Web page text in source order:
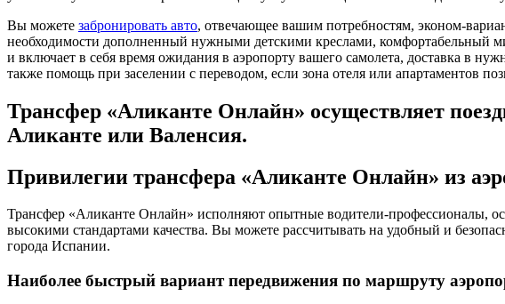
Вы можете забронировать авто, отвечающее вашим потребностям, эконом-
необходимости дополненный нужными детскими креслами, комфортабельный
и включает в себя время ожидания в аэропорту вашего самолета, доставка в
также помощь при заселении с переводом, если зона отеля или апартаментов
Трансфер «Аликанте Онлайн» осуществляет
Аликанте или Валенсия.
Привилегии трансфера «Аликанте Онлайн» из
Трансфер «Аликанте Онлайн» исполняют опытные водители-профессионалы,
высокими стандартами качества. Вы можете рассчитывать на удобный и
города Испании.
Наиболее быстрый вариант передвижения по маршруту